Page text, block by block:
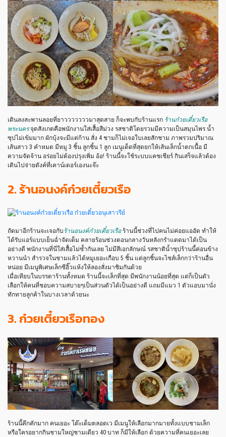
เดินลงสะพานลอยที่ยาวววววววมาสุดสาย ก็จะพบกับร้านแรก ร้านก๋วยเตี๋ยวเรือ
พระนคร จุดสังเกตคือพนักงานใส่เสื้อสีม่วง รสชาติโดยรวมมีความเป็นสมุนไพร น้ำ
ซุปไม่เข้มมาก ผักบุ้งจะมีแต่ก้าน สั่ง 4 ชามก็ไม่เจอใบเลยสักชาม ภาพรวมปริมาณ
เส้นสาว 3 คำหมด มีหมู 3 ชิ้น ลูกชิ้น 1 ลูก เมนูเด็ดที่สุดยกให้เส้นเล็กน้ำตกเนื้อ มี
ความจัดจ้าน อร่อยไม่ต้องปรุงเพิ่ม อ้อ! ร้านนี้จะใช้ระบบแคชเชียร์ กินเสร็จแล้วต้อง
เดินไปจ่ายตังค์ที่เคาน์เตอร์เองนะจ๊ะ
2. ร้านอนงค์ก๋วยเตี๋ยวเรือ
ถัดมาอีกร้านจะเจอกับ ร้านอนงค์ก๋วยเตี๋ยวเรือร้านนี้ช่วงที่ไปคนไม่ค่อยแออัด ทำให้
ได้รับแอร์แบบเย็นฉ่ำจัดเต็ม คลายร้อนช่วงตอนกลางวันหลังกรำแดดมาได้เป็น
อย่างดี พนักงานที่นี่ใส่เสื้อไม่ซ้ำกันเลย ไม่มีสีเอกลักษณ์ รสชาติน้ำซุปร้านนี้ค่อนข้าง
หวานนำ สำรวจในชามแล้วได้หมูเยอะเกือบ 5 ชิ้น แต่ลูกชิ้นจะไซส์เล็กกว่าร้านอื่น
หน่อย มีเมนูพิเศษเล็กซีอิ๊วแห้งให้ลองสั่งมาชิมกันด้วย
เมื่อเทียบในบรรดาร้านทั้งหมด ร้านนี้จะเล็กที่สุด มีพนักงานน้อยที่สุด แต่ก็เป็นตัว
เลือกให้คนที่ชอบความสบายๆเป็นส่วนตัวได้เป็นอย่างดี แถมมีแมว 1 ตัวแอบมานั่ง
ทักทายลูกค้าในบางเวลาด้วยนะ
3. ก๋วยเตี๋ยวเรือทอง
ร้านนี้คึกคักมาก คนเยอะ โต๊ะเต็มตลอดเว มีเมนูให้เลือกมากมายทั้งแบบชามเล็ก
หรือใครอยากกินชามใหญ่ชามเดียว 40 บาท ก็มีให้เลือก ด้วยความที่คนเยอะเลย